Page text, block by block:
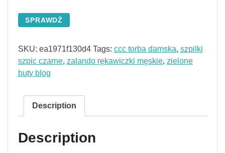
SPRAWDŹ
SKU: ea1971f130d4 Tags: ccc torba damska, szpilki
szpic czarne, zalando rękawiczki męskie, zielone
buty blog
Description
Description